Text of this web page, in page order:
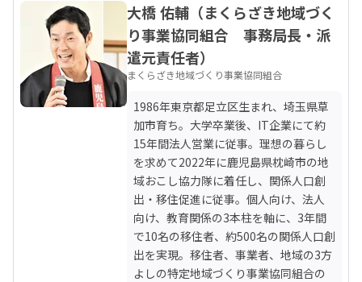
大橋 佑輔（まくらざき地域づく
り事業協同組合 事務局長・派
遣元責任者）
まくらざき地域づくり事業協同組合
1986年東京都足立区生まれ、埼玉県草
加市育ち。大学卒業後、IT企業にて約
15年間法人営業に従事。理想の暮らし
を求めて2022年に鹿児島県枕崎市の地
域おこし協力隊に着任し、関係人口創
出・移住促進に従事。個人向け、法人
向け、教育関係の3本柱を軸に、3年間
で10名の移住者、約500名の関係人口創
出を実現。移住者、事業者、地域の3方
よしの特定地域づくり事業協同組合の